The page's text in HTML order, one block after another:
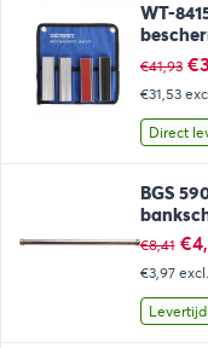
WT-
€41,93 €
€31,53
Direct
BGS
€8,41 €
€3,97